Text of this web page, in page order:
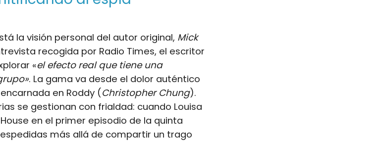
la visión personal del autor original, Mick
recogida por Radio Times, el escritor
«el efecto real que tiene una
. La gama va desde el dolor auténtico
en Roddy (Christopher Chung).
se gestionan con frialdad: cuando Louisa
en el primer episodio de la quinta
más allá de compartir un trago